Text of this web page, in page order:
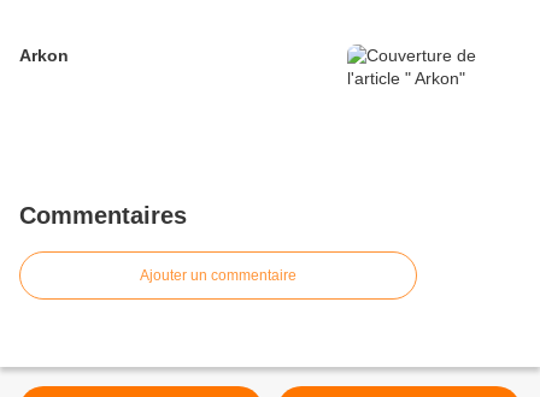
Arkon
Commentaires
Ajouter un commentaire